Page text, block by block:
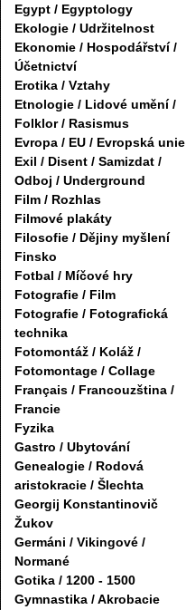
Egypt / Egyptology
Ekologie / Udržitelnost
Ekonomie / Hospodářství /
Účetnictví
Erotika / Vztahy
Etnologie / Lidové umění /
Folklor / Rasismus
Evropa / EU / Evropská unie
Exil / Disent / Samizdat /
Odboj / Underground
Film / Rozhlas
Filmové plakáty
Filosofie / Dějiny myšlení
Finsko
Fotbal / Míčové hry
Fotografie / Film
Fotografie / Fotografická
technika
Fotomontáž / Koláž /
Fotomontage / Collage
Français / Francouzština /
Francie
Fyzika
Gastro / Ubytování
Genealogie / Rodová
aristokracie / Šlechta
Georgij Konstantinovič
Žukov
Germáni / Vikingové /
Normané
Gotika / 1200 - 1500
Gymnastika / Akrobacie